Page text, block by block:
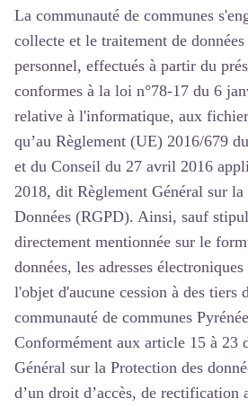
La communauté de communes
collecte et le traitement de données
personnel, effectués à partir du
conformes à la loi n°78-17 du 6
relative à l'informatique, aux
qu’au Règlement (UE) 2016/679
et du Conseil du 27 avril 2016
2018, dit Règlement Général sur la
Données (RGPD). Ainsi, sauf
directement mentionnée sur le
données, les adresses
l'objet d'aucune cession à des tiers
communauté de communes
Conformément aux article 15 à 23
Général sur la Protection des
d’un droit d’accès, de